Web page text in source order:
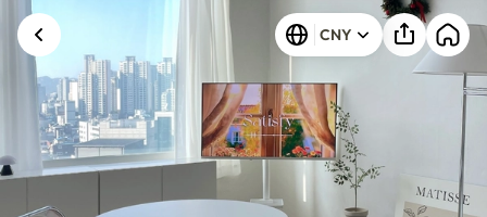
[Seoul] Wangsimni Seongsu
CNY
发生未知错误。请重试。